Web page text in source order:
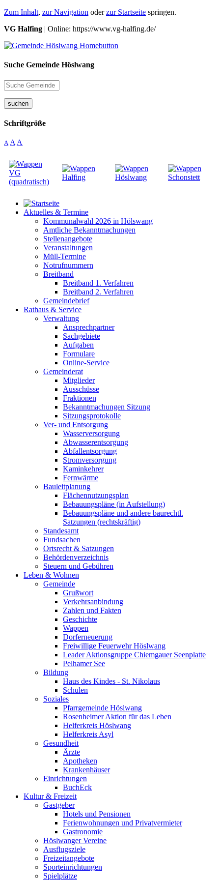
Zum Inhalt, zur Navigation oderzur Startseite springen.
VG Halfing | Online: https://www.vg-halfing.de/
Suche Gemeinde Höslwang
suchen
Schriftgröße
A A A
Aktuelles & Termine
Kommunalwahl 2026 in Hölswang
Amtliche Bekanntmachungen
Stellenangebote
Veranstaltungen
Müll-Termine
Notrufnummern
Breitband
Breitband 1. Verfahren
Breitband 2. Verfahren
Gemeindebrief
Rathaus & Service
Verwaltung
Ansprechpartner
Sachgebiete
Aufgaben
Formulare
Online-Service
Gemeinderat
Mitglieder
Ausschüsse
Fraktionen
Bekanntmachungen Sitzung
Sitzungsprotokolle
Ver- und Entsorgung
Wasserversorgung
Abwasserentsorgung
Abfallentsorgung
Stromversorgung
Kaminkehrer
Fernwärme
Bauleitplanung
Flächennutzungsplan
Bebauungspläne (in Aufstellung)
Bebauungspläne und andere baurechtl.
Satzungen (rechtskräftig)
Standesamt
Fundsachen
Ortsrecht & Satzungen
Behördenverzeichnis
Steuern und Gebühren
Leben & Wohnen
Gemeinde
Grußwort
Verkehrsanbindung
Zahlen und Fakten
Geschichte
Wappen
Dorferneuerung
Freiwillige Feuerwehr Höslwang
Leader Aktionsgruppe Chiemgauer Seenplatte
Pelhamer See
Bildung
Haus des Kindes - St. Nikolaus
Schulen
Soziales
Pfarrgemeinde Höslwang
Rosenheimer Aktion für das Leben
Helferkreis Höslwang
Helferkreis Asyl
Gesundheit
Ärzte
Apotheken
Krankenhäuser
Einrichtungen
BuchEck
Kultur & Freizeit
Gastgeber
Hotels und Pensionen
Ferienwohnungen und Privatvermieter
Gastronomie
Höslwanger Vereine
Ausflugsziele
Freizeitangebote
Sporteinrichtungen
Spielplätze